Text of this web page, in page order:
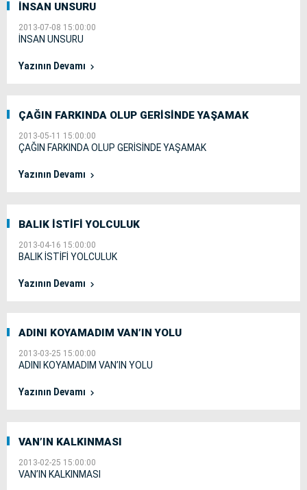
İNSAN UNSURU
2013-07-08 15:00:00
İNSAN UNSURU
Yazının Devamı
ÇAĞIN FARKINDA OLUP GERİSİNDE YAŞAMAK
2013-05-11 15:00:00
ÇAĞIN FARKINDA OLUP GERİSİNDE YAŞAMAK
Yazının Devamı
BALIK İSTİFİ YOLCULUK
2013-04-16 15:00:00
BALIK İSTİFİ YOLCULUK
Yazının Devamı
ADINI KOYAMADIM VAN’IN YOLU
2013-03-25 15:00:00
ADINI KOYAMADIM VAN’IN YOLU
Yazının Devamı
VAN’IN KALKINMASI
2013-02-25 15:00:00
VAN’IN KALKINMASI